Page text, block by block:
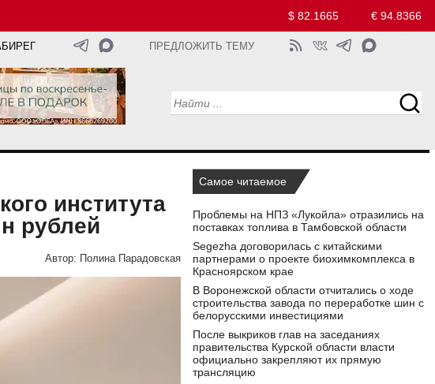
$ 82.1665 € 94.8366
ПРЕДЛОЖИТЬ ТЕМУ
института
рублей
Автор: Полина Парадовская
Самое читаемое
Проблемы на НПЗ «Лукойла» отразились на
поставках топлива в Тамбовской области
Segezha договорилась с китайскими
партнерами о проекте биохимкомплекса в
Красноярском крае
В Воронежской области отчитались о ходе
строительства завода по переработке шин с
белорусскими инвестициями
После выкриков глав на заседаниях
правительства Курской области власти
официально закрепляют их прямую
трансляцию